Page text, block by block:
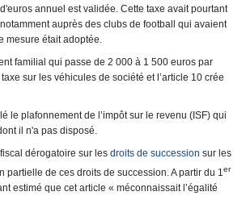
annuel est validée. Cette taxe avait pourtant
auprès des clubs de football qui avaient
mesure était adoptée.
familial qui passe de 2 000 à 1 500 euros par
sur les véhicules de société et l’article 10 crée
le plafonnement de l’impôt sur le revenu (ISF) qui
il n'a pas disposé.
dérogatoire sur les droits de succession sur les
de ces droits de succession. A partir du 1er
estimé que cet article « méconnaissait l’égalité